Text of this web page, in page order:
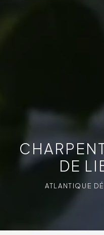
DE
ATLANTIQUE